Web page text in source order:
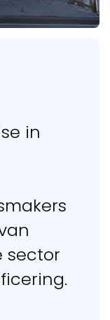
in
sector